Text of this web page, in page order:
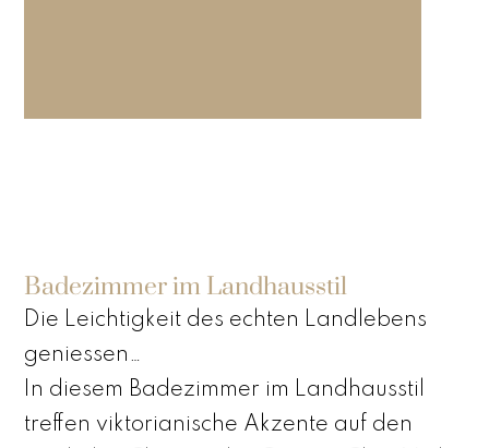
Badezimmer im Landhausstil
Die Leichtigkeit des echten Landlebens
geniessen…
In diesem Badezimmer im Landhausstil
treffen viktorianische Akzente auf den